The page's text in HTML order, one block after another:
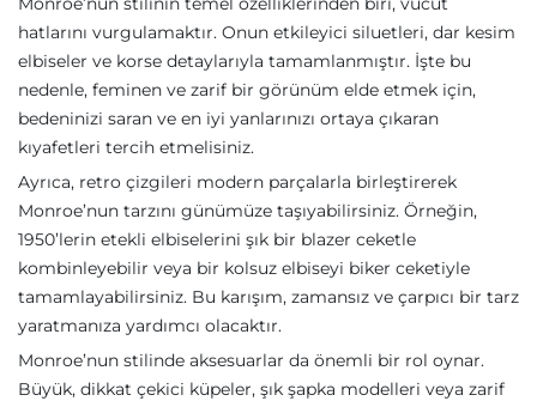
hatlarını vurgulamaktır. Onun etkileyici siluetleri, dar kesim
elbiseler ve korse detaylarıyla tamamlanmıştır. İşte bu
nedenle, feminen ve zarif bir görünüm elde etmek için,
bedeninizi saran ve en iyi yanlarınızı ortaya çıkaran
kıyafetleri tercih etmelisiniz.
Ayrıca, retro çizgileri modern parçalarla birleştirerek
Monroe’nun tarzını günümüze taşıyabilirsiniz. Örneğin,
1950’lerin etekli elbiselerini şık bir blazer ceketle
kombinleyebilir veya bir kolsuz elbiseyi biker ceketiyle
tamamlayabilirsiniz. Bu karışım, zamansız ve çarpıcı bir tarz
yaratmanıza yardımcı olacaktır.
Monroe’nun stilinde aksesuarlar da önemli bir rol oynar.
Büyük, dikkat çekici küpeler, şık şapka modelleri veya zarif